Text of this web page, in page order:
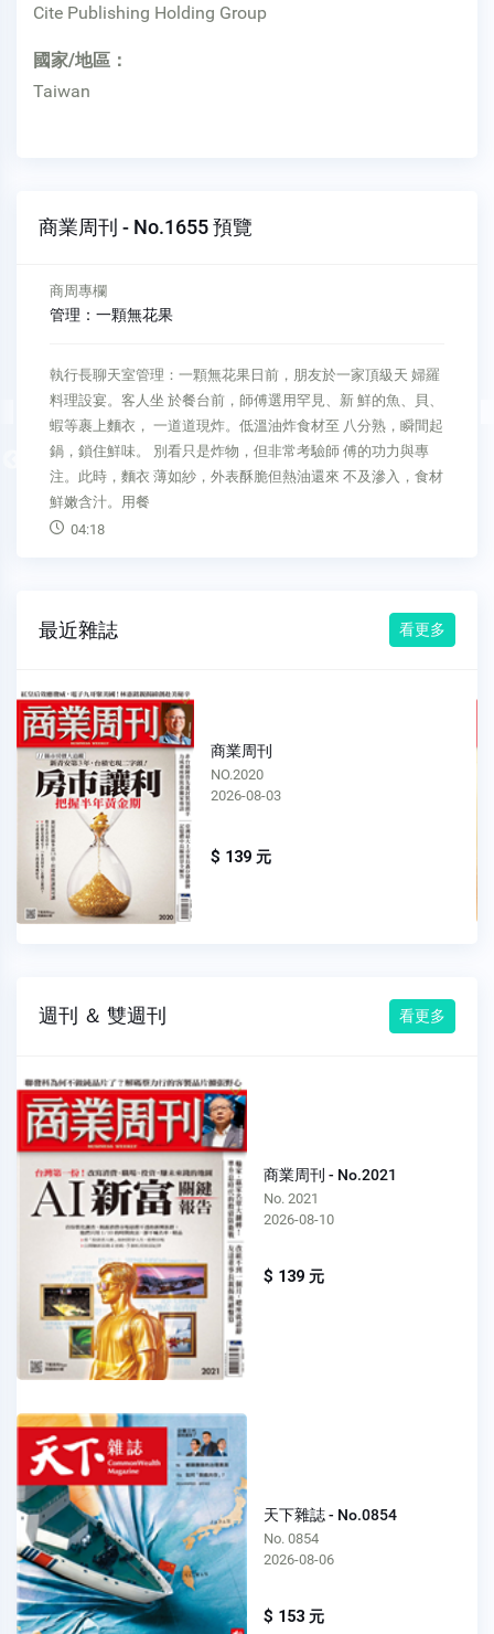
Cite Publishing Holding Group
國家/地區：
Taiwan
商業周刊 - No.1655 預覽
Previous
商周專欄
重大事件 請在第一時間告訴我
商場自慢塾重大事件 請在第一時間告訴我我對所有團隊主管，
一向保 持「 用人不疑， 疑人不 用」原則，對他們團隊內的運
營，完全放手，讓各主管自行 運作，只對最後的運營結果監
督、檢查，例如有無達成業績 結果，有沒有達成預算……。但
有一次發生了一件事，讓我 在對他們信任放手之餘，加了一 條
規定，那就是
04:28
最近雜誌 看更多
商業周刊
NO.2019
2026-07-27
$ 139 元
週刊 ＆ 雙週刊 看更多
商業周刊 - No.2021
No. 2021
2026-08-10
$ 139 元
天下雜誌 - No.0854
No. 0854
2026-08-06
$ 153 元